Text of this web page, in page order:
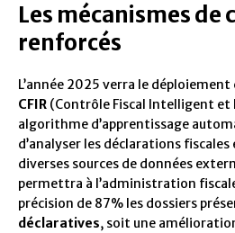
Les mécanismes de
renforcés
L’année 2025 verra le
CFIR (Contrôle Fiscal Intelligent et
algorithme d’apprentissage
d’analyser les déclarations
diverses sources de données
permettra à l’administration
précision de 87% les dossiers
déclaratives, soit une